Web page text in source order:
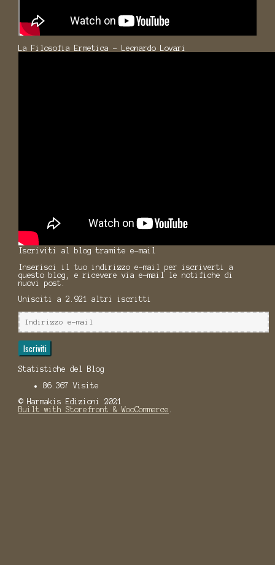
La Filosofia Ermetica - Leonardo Lovari
Iscriviti al blog tramite e-mail
Inserisci il tuo indirizzo e-mail per iscriverti a
questo blog, e ricevere via e-mail le notifiche di
nuovi post.
Unisciti a 2.921 altri iscritti
Indirizzo
e-
mail
Iscriviti
Statistiche del Blog
86.367 Visite
© Harmakis Edizioni 2021
Built with Storefront & WooCommerce